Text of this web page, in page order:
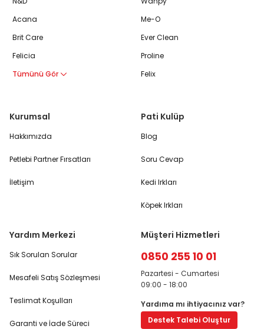
Acana
Brit Care
Felicia
Tümünü Gör
Me-O
Ever Clean
Proline
Felix
Kurumsal
Hakkımızda
Petlebi Partner Fırsatları
İletişim
Pati Kulüp
Blog
Soru Cevap
Kedi Irkları
Köpek Irkları
Yardım Merkezi
Sık Sorulan Sorular
Mesafeli Satış Sözleşmesi
Teslimat Koşulları
Garanti ve İade Süreci
Müşteri Hizmetleri
0850 255 10 01
Pazartesi - Cumartesi
09:00 - 18:00
Yardıma mı ihtiyacınız var?
Destek Talebi Oluştur